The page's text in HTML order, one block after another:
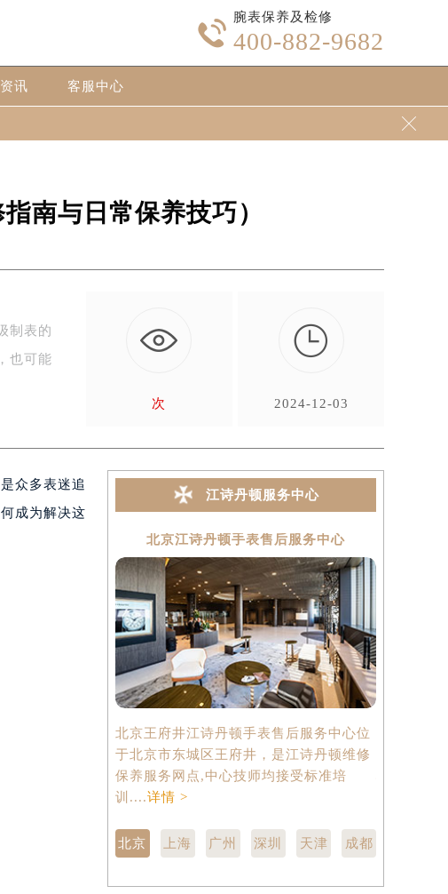

腕表保养及检修
400-882-9682
讯 客服中心

南与日常保养技巧）
制表的
也可能
次

2024-12-03
众多表迷追
成为解决这
江诗丹顿服务中心
北京江诗丹顿手表售后服务中心
北京王府井江诗丹顿手表售后服务中心位
于北京市东城区王府井，是江诗丹顿维修
保养服务网点,中心技师均接受标准培
训....详情 >
北京 上海 广州 深圳 天津 成都